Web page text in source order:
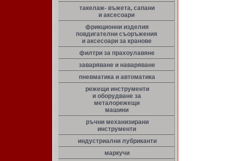
такелаж- въжета, сапани
и аксесоари
фрикционни изделия
повдигателни съоръжения
и аксесоари за кранове
филтри за прахоулавяне
заваряване и наваряване
пневматика и автоматика
режещи инструменти
и оборудване за
металорежещи
машини
ръчни механизирани
инструменти
индустриални лубриканти
маркучи